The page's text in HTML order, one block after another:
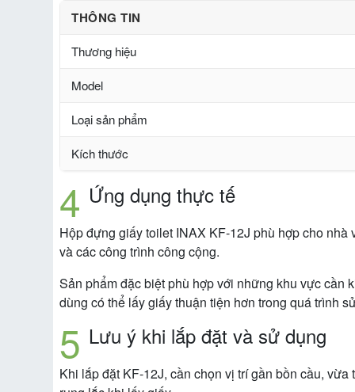
THÔNG TIN
Thương hiệu
Model
Loại sản phẩm
Kích thước
Ứng dụng thực tế
Hộp đựng giấy toilet INAX KF-12J phù hợp cho
và các công trình công cộng.
Sản phẩm đặc biệt phù hợp với những khu vực cần
dùng có thể lấy giấy thuận tiện hơn trong quá trình
Lưu ý khi lắp đặt và sử dụng
Khi lắp đặt KF-12J, cần chọn vị trí gần bồn cầu,